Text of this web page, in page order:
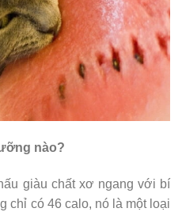
nào?
giàu chất xơ ngang với bí
chỉ có 46 calo, nó là một loại